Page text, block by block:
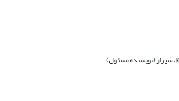
شیراز (نویسنده مسئول)